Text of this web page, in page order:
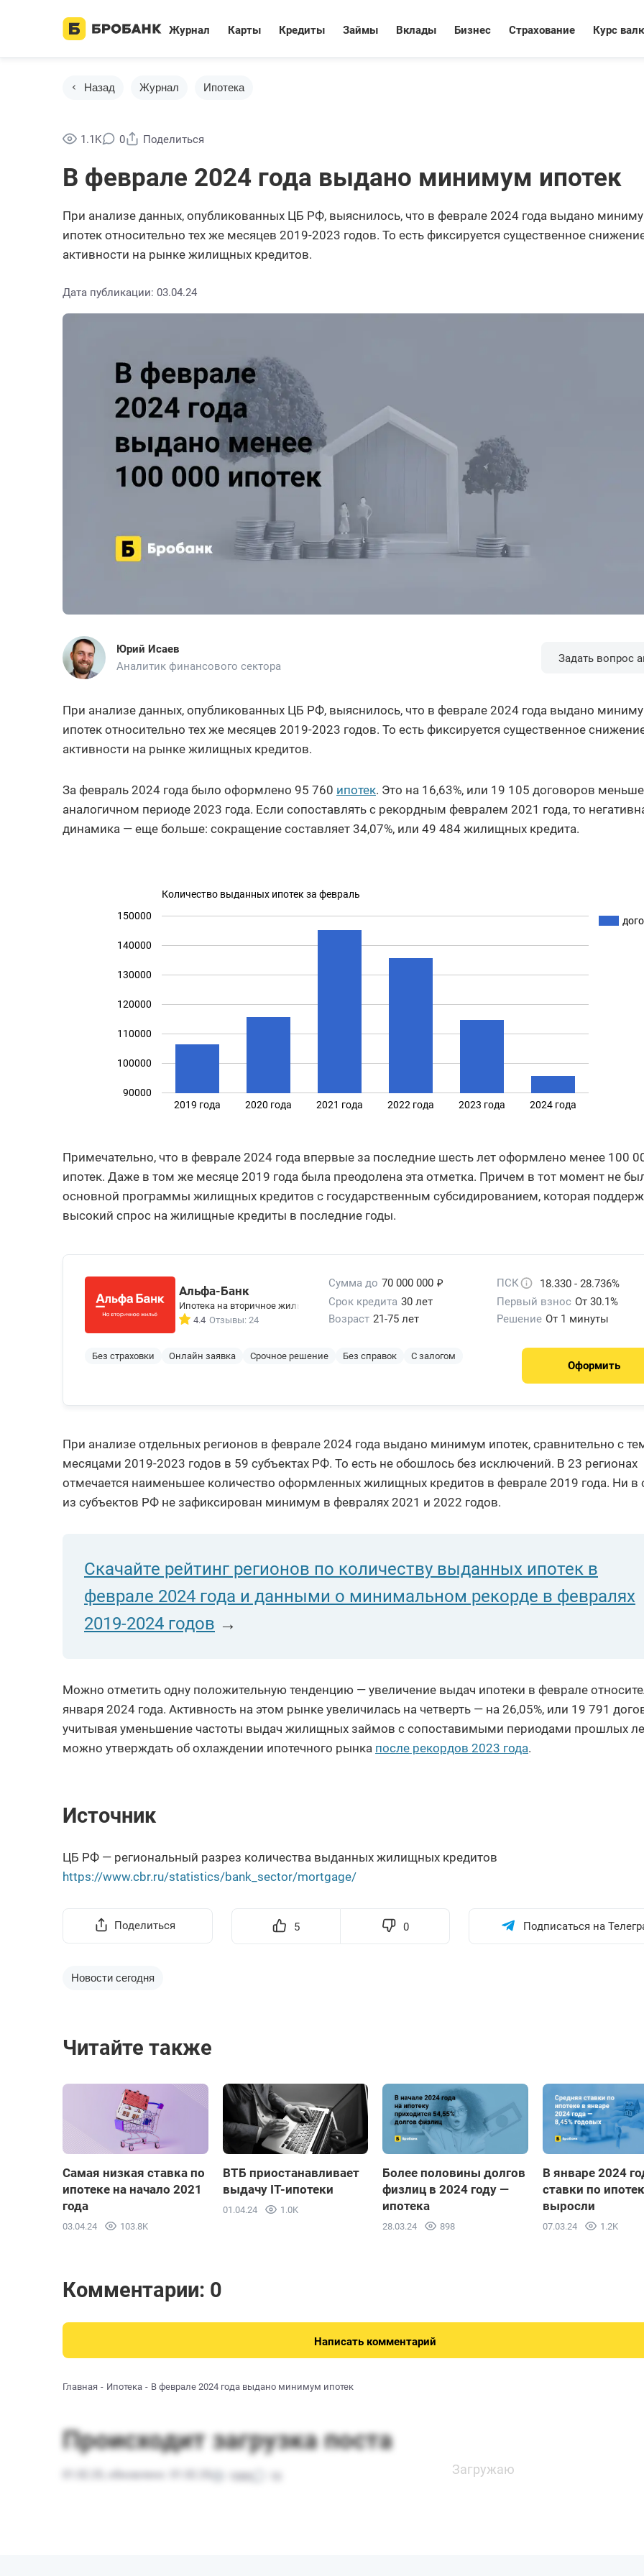
Журнал Карты Кредиты Займы Вклады Бизнес Страхование Курс
Назад Журнал Ипотека
1.1K 0 Поделиться
В феврале 2024 года выдано минимум ипотек
При анализе данных, опубликованных ЦБ РФ, выяснилось, что в феврале 2024 года выдано
ипотек относительно тех же месяцев 2019-2023 годов. То есть фиксируется существенное
активности на рынке жилищных кредитов.
Дата публикации: 03.04.24
Юрий Исаев
Аналитик финансового сектора
Задать вопрос
При анализе данных, опубликованных ЦБ РФ, выяснилось, что в феврале 2024 года выдано
ипотек относительно тех же месяцев 2019-2023 годов. То есть фиксируется существенное
активности на рынке жилищных кредитов.
За февраль 2024 года было оформлено 95 760 ипотек. Это на 16,63%, или 19 105 договоров
аналогичном периоде 2023 года. Если сопоставлять с рекордным февралем 2021 года, то
динамика — еще больше: сокращение составляет 34,07%, или 49 484 жилищных кредита.
Количество выданных ипотек за февраль
2019 года 2020 года 2021 года 2022 года 2023 года 2024 года
90000
100000
110000
120000
130000
140000
150000
Примечательно, что в феврале 2024 года впервые за последние шесть лет оформлено менее 100
ипотек. Даже в том же месяце 2019 года была преодолена эта отметка. Причем в тот момент не
основной программы жилищных кредитов с государственным субсидированием, которая
высокий спрос на жилищные кредиты в последние годы.
Альфа-Банк
Ипотека на вторичное жилье
4.4 Отзывы: 24
Сумма до 70 000 000 ₽ ПСК
18.330 - 28.736%
Срок кредита 30 лет Первый взнос От 30.1%
Возраст 21-75 лет Решение От 1 минуты
Без страховки Онлайн заявка Срочное решение Без справок С залогом
Оформить
При анализе отдельных регионов в феврале 2024 года выдано минимум ипотек, сравнительно с
месяцами 2019-2023 годов в 59 субъектах РФ. То есть не обошлось без исключений. В 23 регионах
отмечается наименьшее количество оформленных жилищных кредитов в феврале 2019 года. Ни в
из субъектов РФ не зафиксирован минимум в февралях 2021 и 2022 годов.
Скачайте рейтинг регионов по количеству выданных ипотек в
феврале 2024 года и данными о минимальном рекорде в февралях
2019-2024 годов →
Можно отметить одну положительную тенденцию — увеличение выдач ипотеки в феврале
января 2024 года. Активность на этом рынке увеличилась на четверть — на 26,05%, или 19 791
учитывая уменьшение частоты выдач жилищных займов с сопоставимыми периодами прошлых
можно утверждать об охлаждении ипотечного рынка после рекордов 2023 года.
Источник
ЦБ РФ — региональный разрез количества выданных жилищных кредитов
https://www.cbr.ru/statistics/bank_sector/mortgage/
Поделиться 5 0 Подписаться на
Новости сегодня
Читайте также
Самая низкая ставка по
ипотеке на начало 2021
года
03.04.24 103.8K
ВТБ приостанавливает
выдачу IT-ипотеки
01.04.24 1.0K
Более половины долгов
физлиц в 2024 году —
ипотека
28.03.24 898
В январе 2024
ставки по
выросли
07.03.24 1.2K
Комментарии: 0
Написать комментарий
Главная Ипотека В феврале 2024 года выдано минимум ипотек